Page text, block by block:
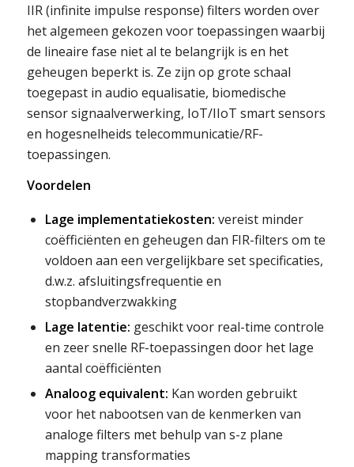
IIR (infinite impulse response) filters worden over
het algemeen gekozen voor toepassingen waarbij
de lineaire fase niet al te belangrijk is en het
geheugen beperkt is. Ze zijn op grote schaal
toegepast in audio equalisatie, biomedische
sensor signaalverwerking, IoT/IIoT smart sensors
en hogesnelheids telecommunicatie/RF-
toepassingen.
Voordelen
Lage implementatiekosten: vereist minder
coëfficiënten en geheugen dan FIR-filters om te
voldoen aan een vergelijkbare set specificaties,
d.w.z. afsluitingsfrequentie en
stopbandverzwakking
Lage latentie: geschikt voor real-time controle
en zeer snelle RF-toepassingen door het lage
aantal coëfficiënten
Analoog equivalent: Kan worden gebruikt
voor het nabootsen van de kenmerken van
analoge filters met behulp van s-z plane
mapping transformaties